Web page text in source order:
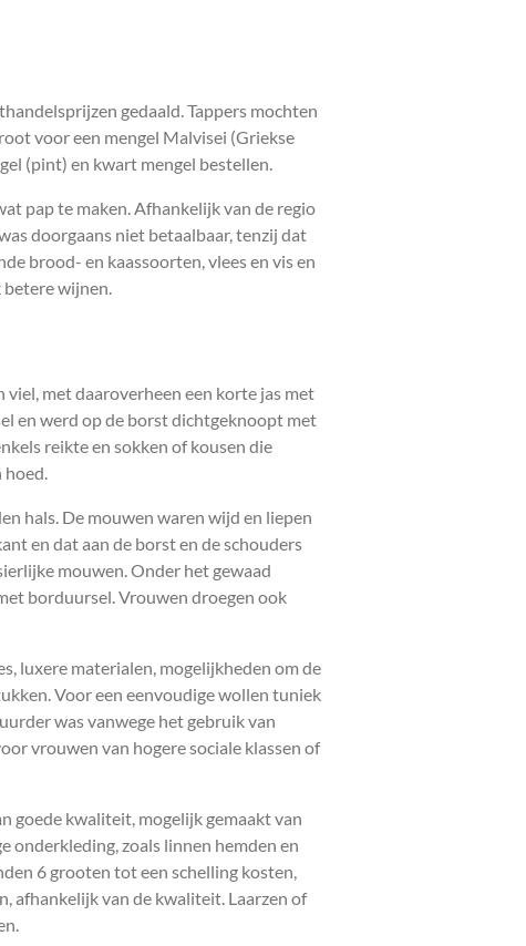
gedaald. Tappers mochten
voor een mengel Malvisei (Griekse
(pint) en kwart mengel bestellen.
pap te maken. Afhankelijk van de regio
doorgaans niet betaalbaar, tenzij dat
brood- en kaassoorten, vlees en vis en
wijnen.
met daaroverheen een korte jas met
en werd op de borst dichtgeknoopt met
reikte en sokken of kousen die
hals. De mouwen waren wijd en liepen
en dat aan de borst en de schouders
mouwen. Onder het gewaad
borduursel. Vrouwen droegen ook
luxere materialen, mogelijkheden om de
Voor een eenvoudige wollen tuniek
was vanwege het gebruik van
vrouwen van hogere sociale klassen of
goede kwaliteit, mogelijk gemaakt van
onderkleding, zoals linnen hemden en
6 grooten tot een schelling kosten,
afhankelijk van de kwaliteit. Laarzen of